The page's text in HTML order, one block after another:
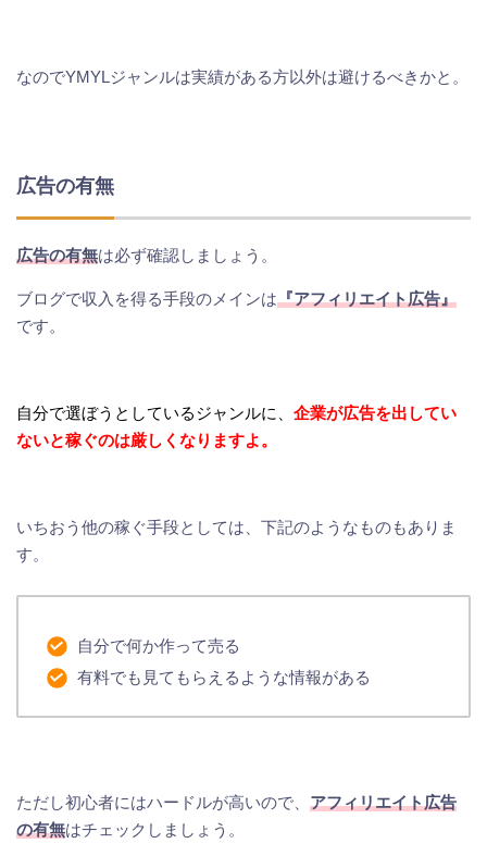
なのでYMYLジャンルは実績がある方以外は避けるべきかと。
広告の有無
広告の有無は必ず確認しましょう。
ブログで収入を得る手段のメインは『アフィリエイト広告』
です。
自分で選ぼうとしているジャンルに、 企業が広告を出してい
ないと稼ぐのは厳しくなりますよ。
いちおう他の稼ぐ手段としては、下記のようなものもありま
す。
自分で何か作って売る
有料でも見てもらえるような情報がある
ただし初心者にはハードルが高いので、 アフィリエイト広告
の有無はチェックしましょう。